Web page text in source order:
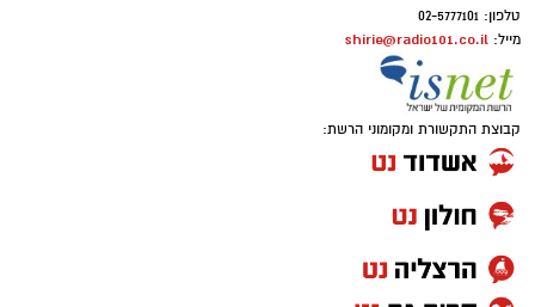
טלפון: 02-5777101
מייל: shirie@radio101.co.il
קבוצת התקשורת ומקומוני הרשת: